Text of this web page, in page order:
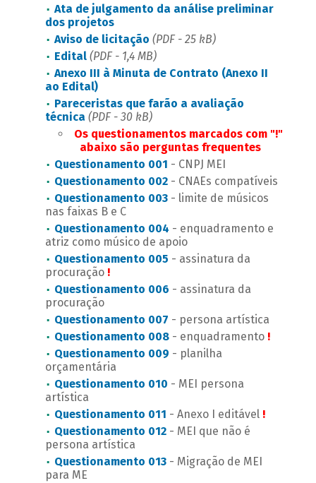
Ata de julgamento da análise preliminar
dos projetos
Aviso de licitação (PDF - 25 kB)
Edital (PDF - 1,4 MB)
Anexo III à Minuta de Contrato (Anexo II
ao Edital)
Pareceristas que farão a avaliação
técnica (PDF - 30 kB)
Os questionamentos marcados com "!"
abaixo são perguntas frequentes
Questionamento 001 - CNPJ MEI
Questionamento 002 - CNAEs compatíveis
Questionamento 003 - limite de músicos
nas faixas B e C
Questionamento 004 - enquadramento e
atriz como músico de apoio
Questionamento 005 - assinatura da
procuração !
Questionamento 006 - assinatura da
procuração
Questionamento 007 - persona artística
Questionamento 008 - enquadramento !
Questionamento 009 - planilha
orçamentária
Questionamento 010 - MEI persona
artística
Questionamento 011 - Anexo I editável !
Questionamento 012 - MEI que não é
persona artística
Questionamento 013 - Migração de MEI
para ME